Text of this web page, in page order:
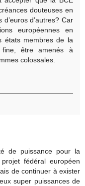
douteuses en
d’autres? Car
européennes en
états membres de la
être amenés à
colossales.
de puissance pour la
fédéral européen
de continuer à exister
super puissances de